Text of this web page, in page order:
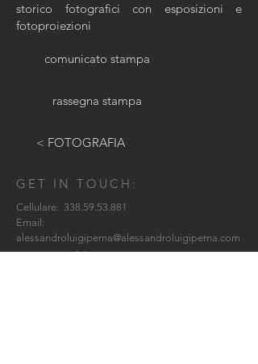
storico fotografici con esposizioni e
fotoproiezioni
comunicato stampa
rassegna stampa
< FOTOGRAFIA
GET IN TOUCH:
Cellulare: 338.59.53.881
Email:
alessandroluigiperna@alessandroluigiperna.com
via Luisa Sanfelice, 3